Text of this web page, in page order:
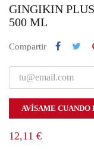
GINGIKIN
500 ML
Compartir
AVÍSAME CUANDO
12,11 €